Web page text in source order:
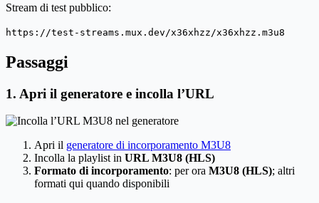
Stream di test pubblico:
https://test-streams.mux.dev/x36xhzz/x36xhzz.m3u8
Passaggi
1. Apri il generatore e incolla l’URL
Apri il generatore di incorporamento M3U8
Incolla la playlist in URL M3U8 (HLS)
Formato di incorporamento: per ora M3U8 (HLS); altri
formati qui quando disponibili